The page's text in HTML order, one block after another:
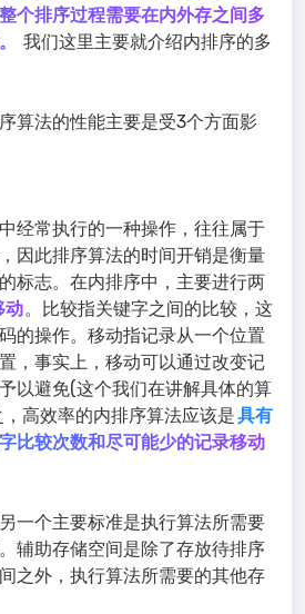
个排序过程需要在内外存之间多
我们这里主要就介绍内排序的多
算法的性能主要是受3个方面影
经常执行的一种操作，往往属于
因此排序算法的时间开销是衡量
标志。在内排序中，主要进行两
动。比较指关键字之间的比较，这
的操作。移动指记录从一个位置
，事实上，移动可以通过改变记
以避免(这个我们在讲解具体的算
高效率的内排序算法应该是具有
比较次数和尽可能少的记录移动
一个主要标准是执行算法所需要
辅助存储空间是除了存放待排序
之外，执行算法所需要的其他存